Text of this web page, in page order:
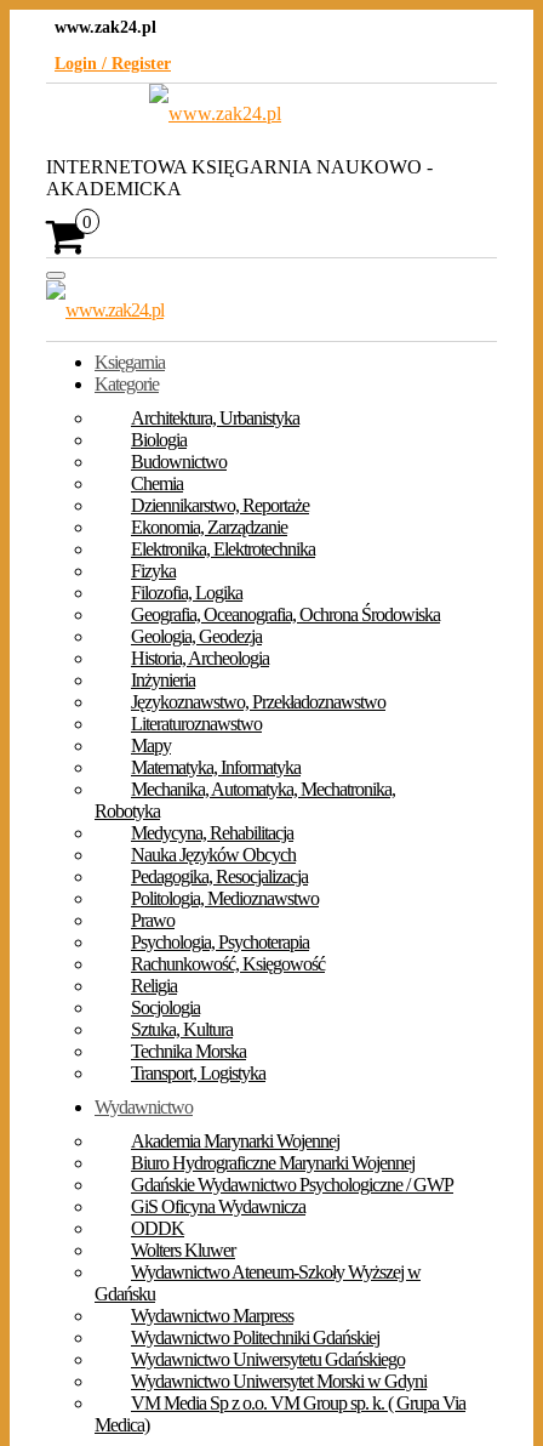
content
www.zak24.pl
Login / Register
INTERNETOWA KSIĘGARNIA NAUKOWO -
AKADEMICKA
0
Toggle
navigation
Księgarnia
Kategorie
Architektura, Urbanistyka
Biologia
Budownictwo
Chemia
Dziennikarstwo, Reportaże
Ekonomia, Zarządzanie
Elektronika, Elektrotechnika
Fizyka
Filozofia, Logika
Geografia, Oceanografia, Ochrona Środowiska
Geologia, Geodezja
Historia, Archeologia
Inżynieria
Językoznawstwo, Przekładoznawstwo
Literaturoznawstwo
Mapy
Matematyka, Informatyka
Mechanika, Automatyka, Mechatronika,
Robotyka
Medycyna, Rehabilitacja
Nauka Języków Obcych
Pedagogika, Resocjalizacja
Politologia, Medioznawstwo
Prawo
Psychologia, Psychoterapia
Rachunkowość, Księgowość
Religia
Socjologia
Sztuka, Kultura
Technika Morska
Transport, Logistyka
Wydawnictwo
Akademia Marynarki Wojennej
Biuro Hydrograficzne Marynarki Wojennej
Gdańskie Wydawnictwo Psychologiczne / GWP
GiS Oficyna Wydawnicza
ODDK
Wolters Kluwer
Wydawnictwo Ateneum-Szkoły Wyższej w
Gdańsku
Wydawnictwo Marpress
Wydawnictwo Politechniki Gdańskiej
Wydawnictwo Uniwersytetu Gdańskiego
Wydawnictwo Uniwersytet Morski w Gdyni
VM Media Sp z o.o. VM Group sp. k. ( Grupa Via
Medica)